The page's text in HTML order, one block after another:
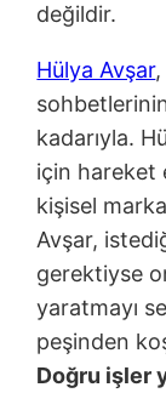
değildir.
Hülya Avşar,
kadarıyla.
için hareket
kişisel
Avşar,
gerektiyse
yaratmayı
peşinden
Doğru işler